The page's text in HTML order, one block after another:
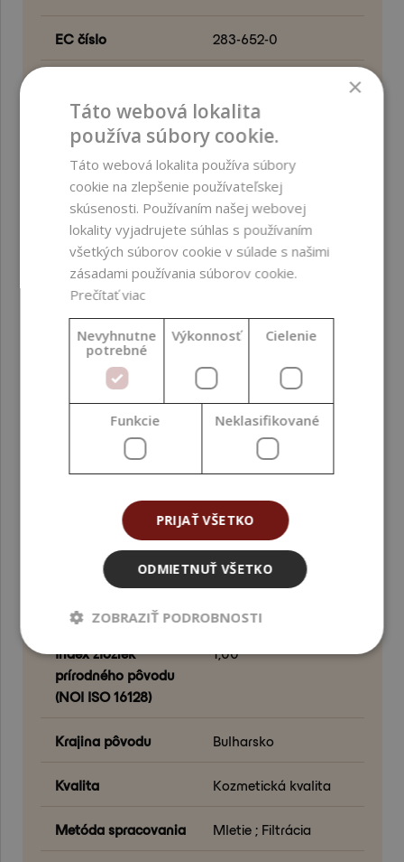
EC číslo 283-652-0
konzervantov ;
etylénoxidu (EO) ;
alergénnych vonných
látok ; zložiek z GMO
; zložiek z palmového
oleja ; alergénnych
potravinových zložiek
; alkoholu
Biologická
odbúrateľnosť
(OECD 301)
Certifikácie
Vegan ; BIO
certifikácia
Farba produktu Hnedá
Funkcia vo formulácii
Exfoliácia ; Abrazívna
zložka
Fáza formulácie Fáza ochladzovania
Index prírodných
zložiek (NI ISO 16128)
1,00
Index zložiek
prírodného pôvodu
(NOI ISO 16128)
1,00
Krajina pôvodu Bulharsko
Kvalita Kozmetická kvalita
Metóda spracovania Mletie ; Filtrácia
×
Táto webová lokalita
používa súbory cookie.
Táto webová lokalita používa súbory
cookie na zlepšenie používateľskej
skúsenosti. Používaním našej webovej
lokality vyjadrujete súhlas s používaním
všetkých súborov cookie v súlade s našimi
zásadami používania súborov cookie.
Prečítať viac
Nevyhnutne
potrebné
Výkonnosť Cielenie
Funkcie Neklasifikované
PRIJAŤ VŠETKO
ODMIETNUŤ VŠETKO
ZOBRAZIŤ PODROBNOSTI